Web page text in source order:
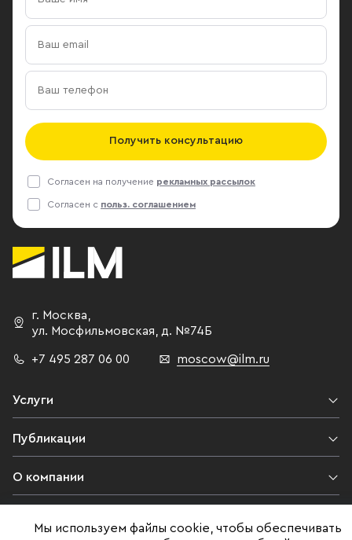
Получить консультацию
Согласен на получение рекламных рассылок
Согласен с польз. соглашением
г. Москва
ул. Мосфильмовская,
д. №74Б
+7 495 287 06 00 moscow@ilm.ru
Услуги
Публикации
О компании
Мы используем файлы cookie, чтобы обеспечивать